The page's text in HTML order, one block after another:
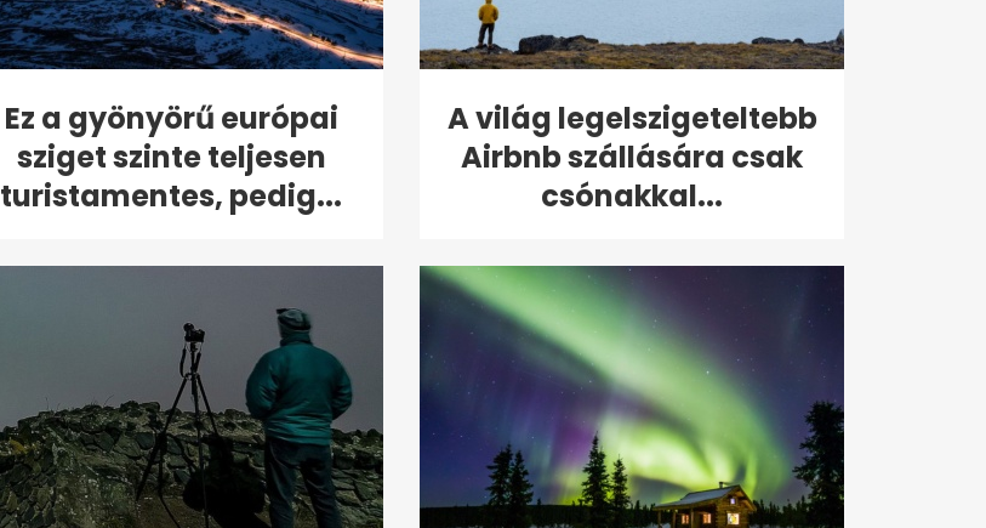
Ez a gyönyörű európai
sziget szinte teljesen
turistamentes, pedig...
A világ legelszigeteltebb
Airbnb szállására csak
csónakkal...